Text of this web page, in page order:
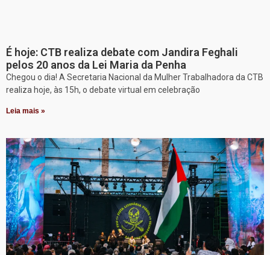
É hoje: CTB realiza debate com Jandira Feghali
pelos 20 anos da Lei Maria da Penha
Chegou o dia! A Secretaria Nacional da Mulher Trabalhadora da CTB
realiza hoje, às 15h, o debate virtual em celebração
Leia mais »